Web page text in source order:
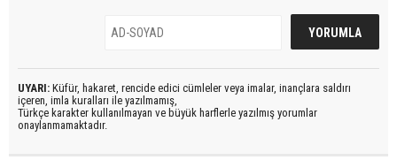
UYARI: Küfür, hakaret, rencide edici cümleler veya imalar, inançlara saldırı
içeren, imla kuralları ile yazılmamış,
Türkçe karakter kullanılmayan ve büyük harflerle yazılmış yorumlar
onaylanmamaktadır.